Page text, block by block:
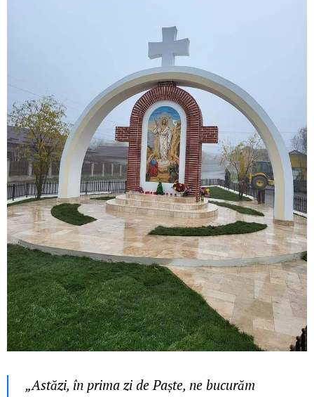
„Astăzi, în prima zi de Paște, ne bucurăm